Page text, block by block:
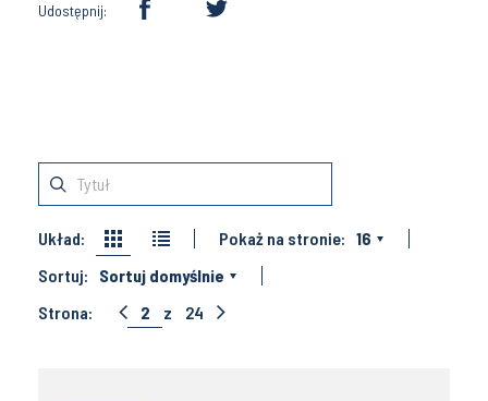
Udostępnij:
Układ: Pokaż na stronie: 16
Sortuj:
Sortuj domyślnie
Strona:
2 z 24